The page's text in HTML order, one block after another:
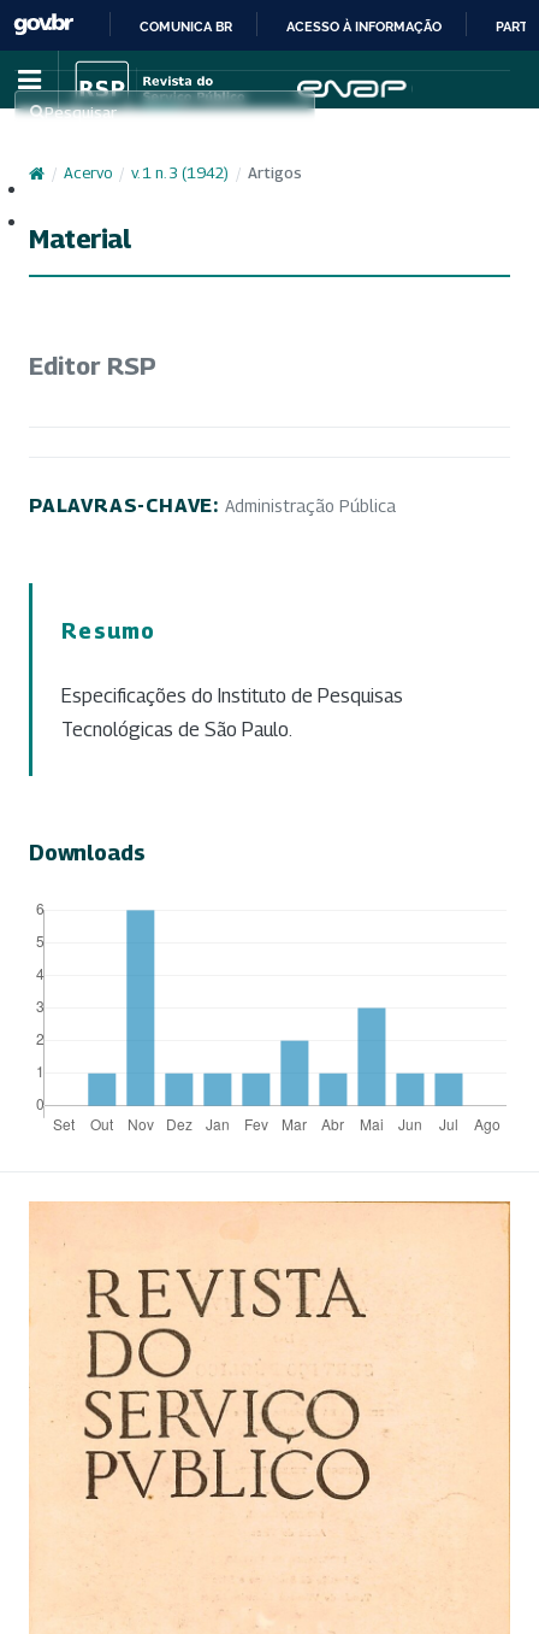
IR
PARA
CONTEÚDO
COMUNICA BR ACESSO À INFORMAÇÃO
Pesquisar
/ Acervo / v. 1 n. 3 (1942) / Artigos
Material
Editor RSP
PALAVRAS-CHAVE: Administração Pública
Resumo
Especificações do Instituto de Pesquisas
Tecnológicas de São Paulo.
Downloads